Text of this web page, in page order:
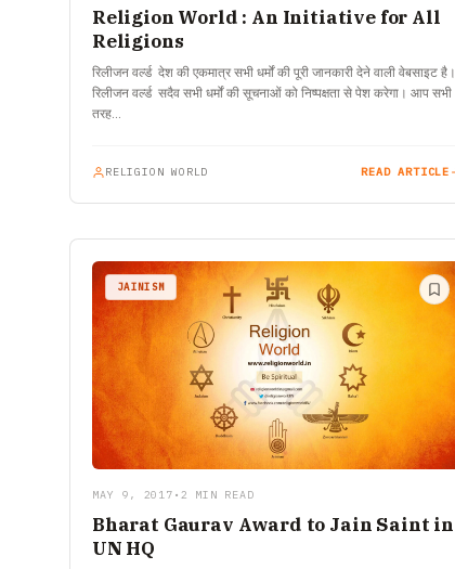
Religion World : An Initiative for All
Religions
रिलीजन वर्ल्ड देश की एकमात्र सभी धर्मों की पूरी जानकारी देने वाली वेबसाइट है।
रिलीजन वर्ल्ड सदैव सभी धर्मों की सूचनाओं को निष्पक्षता से पेश करेगा। आप सभी
तरह…
RELIGION WORLD READ ARTICLE
JAINISM
MAY 9, 2017 • 2 MIN READ
Bharat Gaurav Award to Jain Saint in
UN HQ